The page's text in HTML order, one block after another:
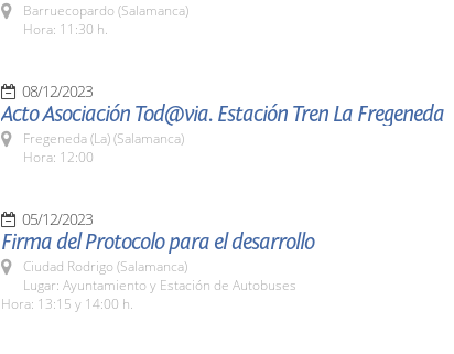
Barruecopardo (Salamanca)
Hora: 11:30 h.
08/12/2023
Acto Asociación Tod@via. Estación Tren La Fregeneda
Fregeneda (La) (Salamanca)
Hora: 12:00
05/12/2023
Firma del Protocolo para el desarrollo
Ciudad Rodrigo (Salamanca)
Lugar: Ayuntamiento y Estación de Autobuses
Hora: 13:15 y 14:00 h.